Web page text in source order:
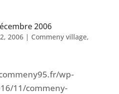
2006
2006| Commeny village,
wp-
11/commeny-